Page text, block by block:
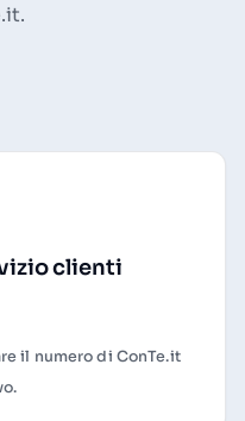
clienti
il numero di ConTe.it